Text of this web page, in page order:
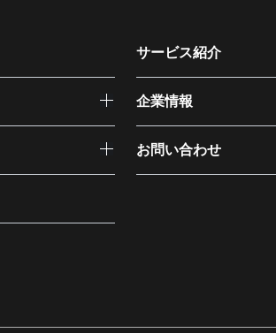
サービス紹介
企業情報
お問い合わせ